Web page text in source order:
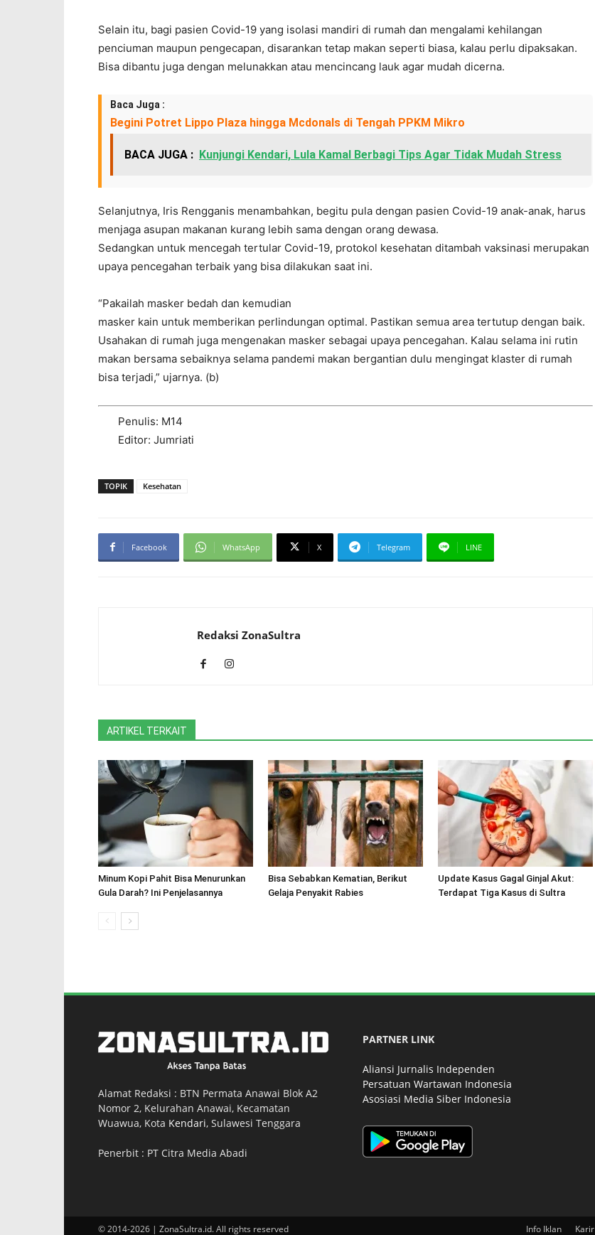
Selain itu, bagi pasien Covid-19 yang isolasi mandiri di rumah dan mengalami kehilangan
penciuman maupun pengecapan, disarankan tetap makan seperti biasa, kalau perlu dipaksakan.
Bisa dibantu juga dengan melunakkan atau mencincang lauk agar mudah dicerna.
Baca Juga :
Begini Potret Lippo Plaza hingga Mcdonals di Tengah PPKM Mikro
BACA JUGA : Kunjungi Kendari, Lula Kamal Berbagi Tips Agar Tidak Mudah Stress
Selanjutnya, Iris Rengganis menambahkan, begitu pula dengan pasien Covid-19 anak-anak, harus
menjaga asupan makanan kurang lebih sama dengan orang dewasa.
Sedangkan untuk mencegah tertular Covid-19, protokol kesehatan ditambah vaksinasi merupakan
upaya pencegahan terbaik yang bisa dilakukan saat ini.
“Pakailah masker bedah dan kemudian
masker kain untuk memberikan perlindungan optimal. Pastikan semua area tertutup dengan baik.
Usahakan di rumah juga mengenakan masker sebagai upaya pencegahan. Kalau selama ini rutin
makan bersama sebaiknya selama pandemi makan bergantian dulu mengingat klaster di rumah
bisa terjadi,” ujarnya. (b)
Penulis: M14
Editor: Jumriati
TOPIK Kesehatan
Facebook WhatsApp X Telegram LINE
Redaksi ZonaSultra
ARTIKEL TERKAIT
Minum Kopi Pahit Bisa Menurunkan
Gula Darah? Ini Penjelasannya
Bisa Sebabkan Kematian, Berikut
Gelaja Penyakit Rabies
Update Kasus Gagal Ginjal Akut:
Terdapat Tiga Kasus di Sultra
Alamat Redaksi : BTN Permata Anawai Blok A2
Nomor 2, Kelurahan Anawai, Kecamatan
Wuawua, Kota Kendari, Sulawesi Tenggara
Penerbit : PT Citra Media Abadi
PARTNER LINK
Aliansi Jurnalis Independen
Persatuan Wartawan Indonesia
Asosiasi Media Siber Indonesia
Info Iklan Karir
© 2014-2026 | ZonaSultra.id. All rights reserved